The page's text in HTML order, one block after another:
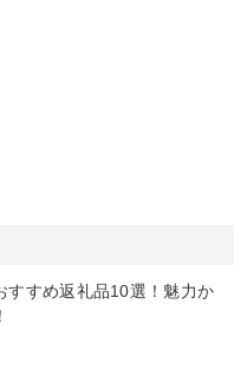
すすめ返礼品10選！魅力か